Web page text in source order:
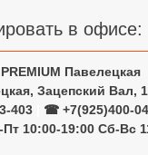
в офисе:
Павелецкая
Зацепский Вал,
403
☎ +7(925)400-
10:00-19:00 Сб-Вс